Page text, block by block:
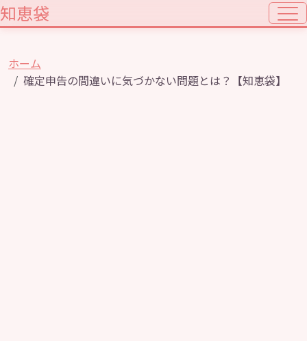
知恵袋
ホーム
確定申告の間違いに気づかない問題とは？【知恵袋】